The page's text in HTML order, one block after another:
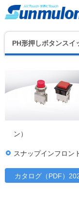
PH形押しボタンスイ
ン）
スナップインフロン
カタログ（PDF）